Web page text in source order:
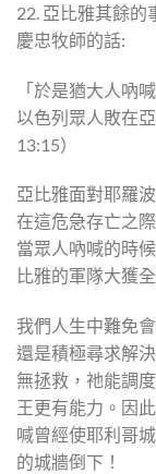
22. 亞比雅其餘的
慶忠牧師的話:
「於是猶大人吶
以色列眾人敗在
13:15）
亞比雅面對耶羅
在這危急存亡之
當眾人吶喊的時
比雅的軍隊大獲
我們人生中難免
還是積極尋求解
無拯救，祂能調
王更有能力。因
喊曾經使耶利哥
的城牆倒下！